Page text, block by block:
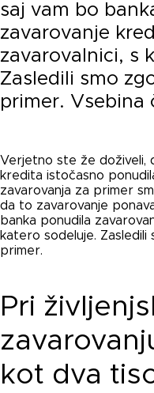
saj vam bo
zavarovanje
zavarovalnici, s
Zasledili smo
primer. Vsebina
Verjetno ste že doživeli,
kredita istočasno
zavarovanja za primer
da to zavarovanje
banka ponudila
katero sodeluje. Zasledili
primer.
Pri
kot dva